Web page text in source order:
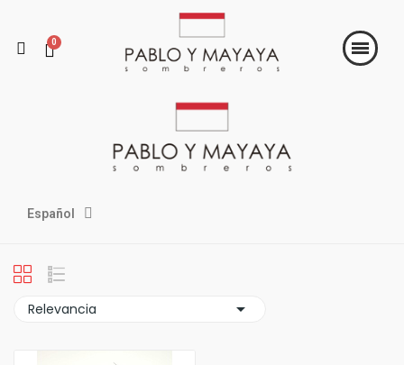
Español
Relevancia 